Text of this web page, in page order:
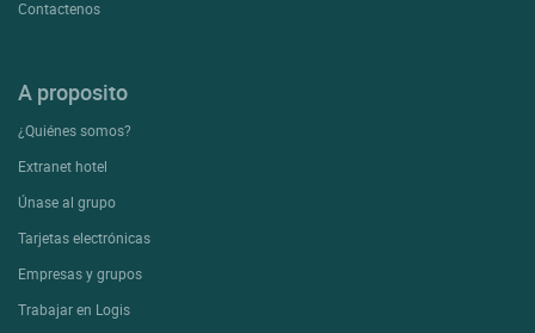
Contactenos
A proposito
¿Quiénes somos?
Extranet hotel
Únase al grupo
Tarjetas electrónicas
Empresas y grupos
Trabajar en Logis